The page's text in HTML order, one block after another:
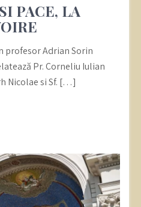
PACE, LA
profesor Adrian Sorin
Pr. Corneliu Iulian
Nicolae si Sf. […]